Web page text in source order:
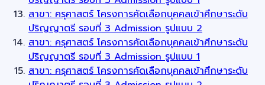
สาขา: ครุศาสตร์ โครงการคัดเลือกบุคคลเข้าศึกษาระดับ
ปริญญาตรี รอบที่ 3 Admission รูปแบบ 2
สาขา: ครุศาสตร์ โครงการคัดเลือกบุคคลเข้าศึกษาระดับ
ปริญญาตรี รอบที่ 3 Admission รูปแบบ 1
สาขา: ครุศาสตร์ โครงการคัดเลือกบุคคลเข้าศึกษาระดับ